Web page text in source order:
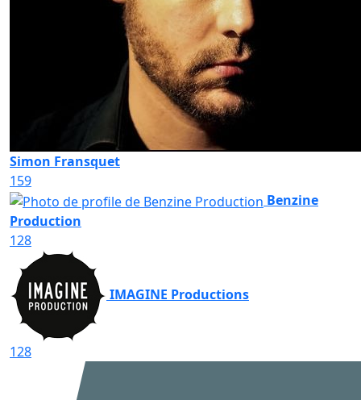
Simon Fransquet
159
Benzine
Production
128
IMAGINE Productions
128